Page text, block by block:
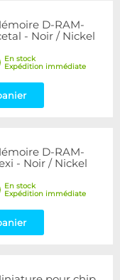
D-RAM-
- Noir / Nickel
En stock
Expédition immédiate
D-RAM-
- Noir / Nickel
En stock
Expédition immédiate